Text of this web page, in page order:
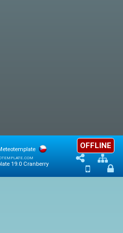
19.0 Cranberry
OFFLINE